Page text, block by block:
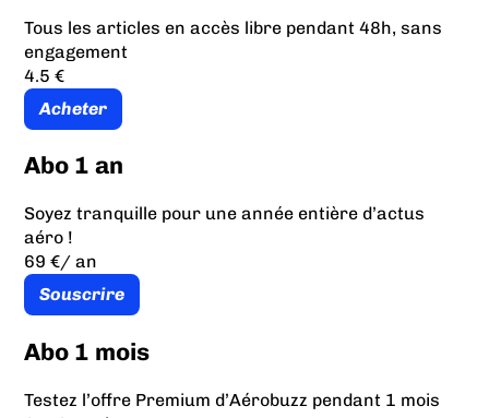
Tous les articles en accès libre pendant 48h, sans
engagement
4.5 €
Acheter
Abo 1 an
Soyez tranquille pour une année entière d’actus
aéro !
69 €/ an
Souscrire
Abo 1 mois
Testez l’offre Premium d’Aérobuzz pendant 1 mois